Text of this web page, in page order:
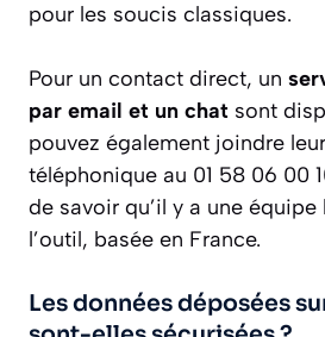
pour les soucis classiques.
Pour un contact direct, un
par email et un chat sont
pouvez également joindre
téléphonique au 01 58 06 00
de savoir qu’il y a une
l’outil, basée en France.
Les données déposées